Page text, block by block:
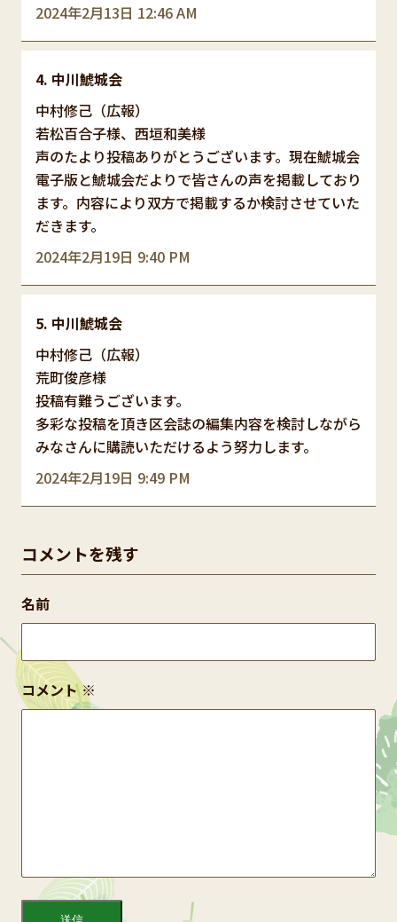
2024年2月13日 12:46 AM
中川鯱城会
2024年2月19日 9:40 PM
中村修己（広報）
若松百合子様、西垣和美様
声のたより投稿ありがとうございます。現在鯱城会
電子版と鯱城会だよりで皆さんの声を掲載しており
ます。内容により双方で掲載するか検討させていた
だきます。
中川鯱城会
2024年2月19日 9:49 PM
中村修己（広報）
荒町俊彦様
投稿有難うございます。
多彩な投稿を頂き区会誌の編集内容を検討しながら
みなさんに購読いただけるよう努力します。
コメントを残す
コメント※
名前